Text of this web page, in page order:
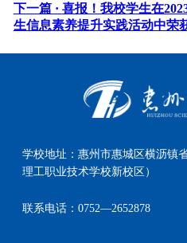
下一篇 · 喜报！我校学生在
生信息素养提升实践活动中荣
学校地址：惠州市惠城区横沥镇
理工职业技术学校新校区）
联系电话：0752—2652878